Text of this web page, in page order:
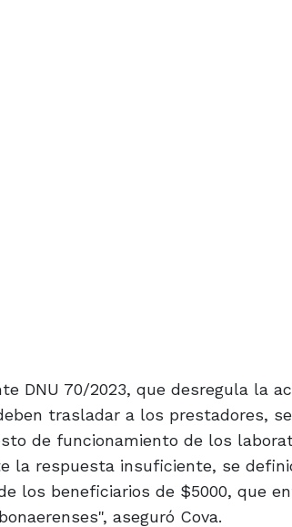
DNU 70/2023, que desregula la
trasladar a los prestadores,
de funcionamiento de los
la respuesta insuficiente, se
los beneficiarios de $5000, que
aseguró Cova.